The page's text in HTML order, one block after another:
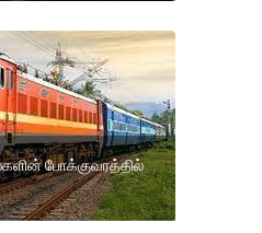
போக்குவரத்தில்